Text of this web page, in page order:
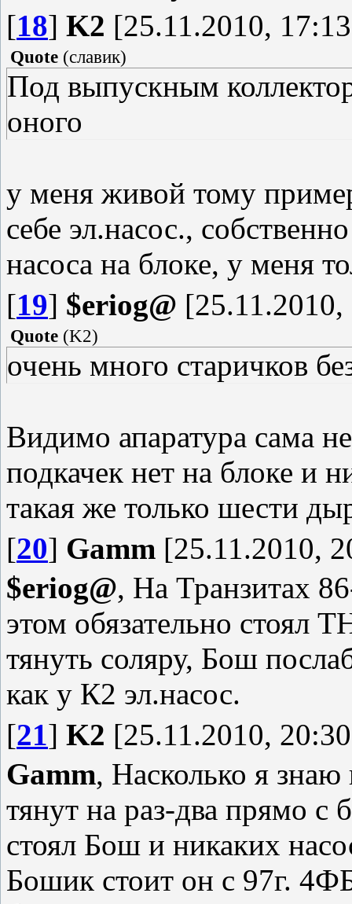
[18] K2 [25.11.2010,
Quote (славик)
Под выпускным
оного
у меня живой тому
себе эл.насос.,
насоса на блоке, у меня
[19] $eriog@
Quote (K2)
очень много старичков
Видимо апаратура сама
подкачек нет на блоке и
такая же только шести
[20] Gamm [25.11.2010,
$eriog@, На Транзитах
этом обязательно стоял
тянуть соляру, Бош
как у К2 эл.насос.
[21] K2 [25.11.2010,
Gamm, Насколько я
тянут на раз-два прямо
стоял Бош и никаких
Бошик стоит он с 97г.